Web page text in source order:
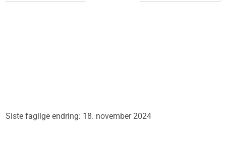
Siste faglige endring: 18. november 2024